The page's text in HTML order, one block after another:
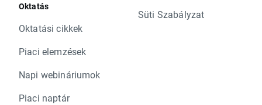
Oktatás
Oktatási cikkek
Piaci elemzések
Napi webináriumok
Piaci naptár
Süti Szabályzat